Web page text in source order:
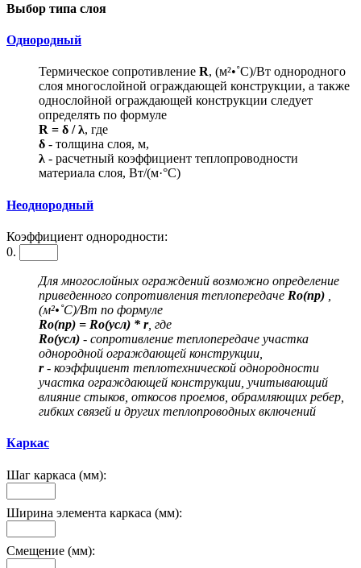
Выбор типа слоя
Однородный
Термическое сопротивление R, (м²•˚С)/Вт однородного
слоя многослойной ограждающей конструкции, а также
однослойной ограждающей конструкции следует
определять по формуле
R = δ / λ, где
δ - толщина слоя, м,
λ - расчетный коэффициент теплопроводности
материала слоя, Вт/(м·°С)
Неоднородный
Коэффициент однородности:
0.
Для многослойных ограждений возможно определение
приведенного сопротивления теплопередаче Ro(пр)
(м²•˚С)/Вт по формуле
Ro(пр) = Ro(усл) * r, где
Ro(усл) - сопротивление теплопередаче участка
однородной ограждающей конструкции,
r- коэффициент теплотехнической однородности
участка ограждающей конструкции, учитывающий
влияние стыков, откосов проемов, обрамляющих ребер,
гибких связей и других теплопроводных включений
Каркас
Шаг каркаса (мм):
Ширина элемента каркаса (мм):
Смещение (мм):